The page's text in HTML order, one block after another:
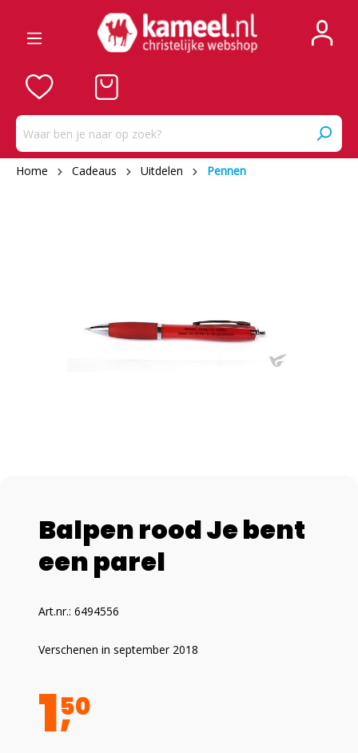
Home Cadeaus Uitdelen Pennen
Balpen rood Je bent
een parel
Art.nr.: 6494556
Verschenen in september 2018
150